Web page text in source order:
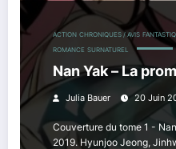
ACTION CHRONIQUES / AVIS
ROMANCE SURNATUREL
Nan Yak – La
Julia Bauer 20 Juin
Couverture du tome 1 -
2019. Hyunjoo Jeong,